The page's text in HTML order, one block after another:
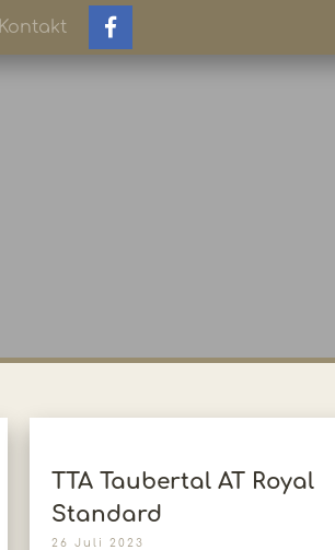
Kontakt
TTA Taubertal AT Royal
Standard
26 Juli 2023